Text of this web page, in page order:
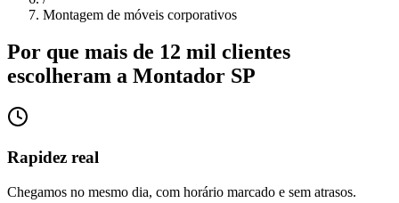
Montagem de móveis corporativos
Por que mais de 12 mil clientes
escolheram a Montador SP
Rapidez real
Chegamos no mesmo dia, com horário marcado e sem atrasos.